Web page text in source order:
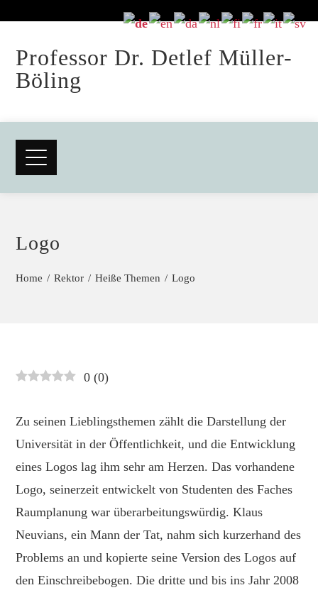
Professor Dr. Detlef Müller-
Böling
Logo
Home Rektor Heiße Themen Logo
0 (0)
Zu seinen Lieblingsthemen zählt die Darstellung der
Universität in der Öffentlichkeit, und die Entwicklung
eines Logos lag ihm sehr am Herzen. Das vorhandene
Logo, seinerzeit entwickelt von Studenten des Faches
Raumplanung war überarbeitungswürdig. Klaus
Neuvians, ein Mann der Tat, nahm sich kurzerhand des
Problems an und kopierte seine Version des Logos auf
den Einschreibebogen. Die dritte und bis ins Jahr 2008